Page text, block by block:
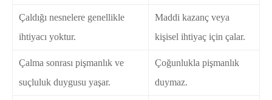
Çaldığı nesnelere genellikle
ihtiyacı yoktur.
Maddi kazanç veya
kişisel ihtiyaç için çalar.
Çalma sonrası pişmanlık ve
suçluluk duygusu yaşar.
Çoğunlukla pişmanlık
duymaz.